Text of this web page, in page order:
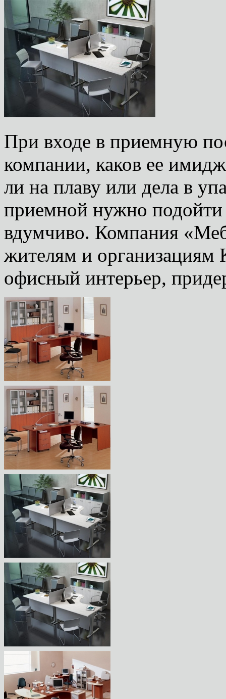
При входе в приемную
компании, каков ее
ли на плаву или дела в
приемной нужно подойти
вдумчиво. Компания
жителям и организациям
офисный интерьер,